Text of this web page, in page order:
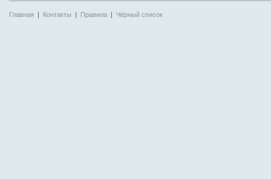
Главная | Контакты | Правила | Чёрный список